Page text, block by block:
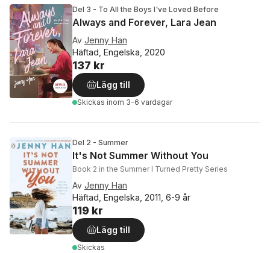
Del 3 - To All the Boys I've Loved Before
Always and Forever, Lara Jean
Av Jenny Han
Häftad, Engelska, 2020
137 kr
Lägg till
Skickas inom 3-6 vardagar
Del 2 - Summer
It's Not Summer Without You
Book 2 in the Summer I Turned Pretty Series
Av Jenny Han
Häftad, Engelska, 2011, 6-9 år
119 kr
Lägg till
Skickas